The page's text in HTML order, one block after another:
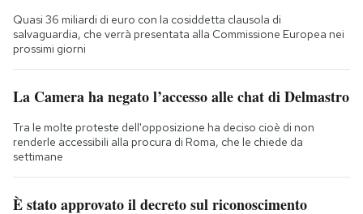
Quasi 36 miliardi di euro con la cosiddetta clausola di
salvaguardia, che verrà presentata alla Commissione Europea nei
prossimi giorni
La Camera ha negato l’accesso alle chat di Delmastro
Tra le molte proteste dell'opposizione ha deciso cioè di non
renderle accessibili alla procura di Roma, che le chiede da
settimane
È stato approvato il decreto sul riconoscimento